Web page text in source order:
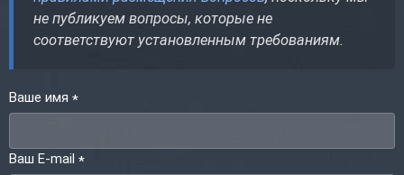
не публикуем вопросы, которые не
соответствуют установленным требованиям.
Ваше имя *
Ваш E-mail *